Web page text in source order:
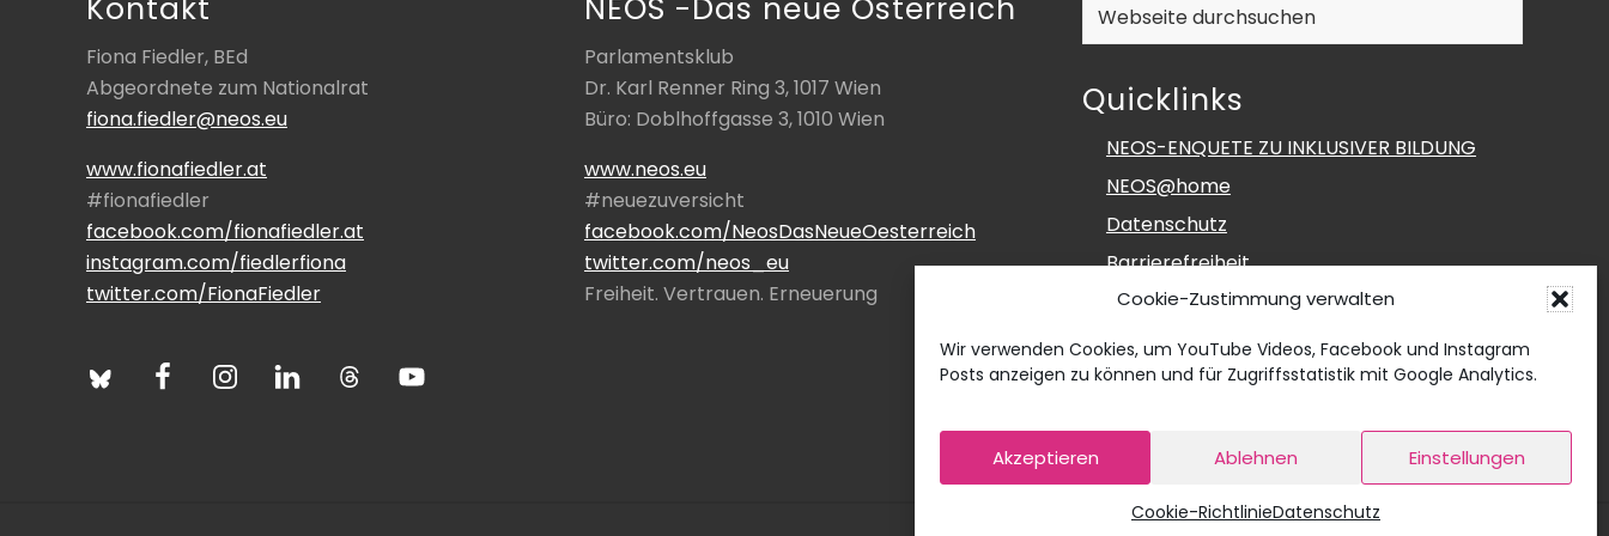
Cookie-Zustimmung verwalten
Wir verwenden Cookies, um YouTube Videos, Facebook und Instagram
Posts anzeigen zu können und für Zugriffsstatistik mit Google Analytics.
Akzeptieren Ablehnen Einstellungen
Cookie-RichtlinieDatenschutz
Kontakt
Fiona Fiedler, BEd
Abgeordnete zum Nationalrat
fiona.fiedler@neos.eu
www.fionafiedler.at
#fionafiedler
facebook.com/fionafiedler.at
instagram.com/fiedlerfiona
twitter.com/FionaFiedler
NEOS -Das neue Österreich
Parlamentsklub
Dr. Karl Renner Ring 3, 1017 Wien
Büro: Doblhoffgasse 3, 1010 Wien
www.neos.eu
#neuezuversicht
facebook.com/NeosDasNeueOesterreich
twitter.com/neos_eu
Freiheit. Vertrauen. Erneuerung
Webseite
Quicklinks
NEOS-ENQUETE ZU INKLUSIVER BILDUNG
NEOS@home
Datenschutz
Barrierefreiheit
Impressum
Social Media Impressum
Cookie-Richtlinie (EU)